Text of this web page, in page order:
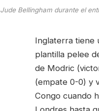
Jude Bellingham durante el
Inglaterra tiene
plantilla pelee
de Modric
(empate 0-0) y
Congo cuando